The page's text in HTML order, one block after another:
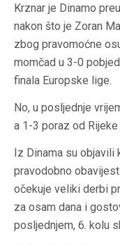
Krznar je Dinamo
nakon što je Zoran
zbog pravomoćne
momčad u 3-0
finala Europske lige.
No, u posljednje
a 1-3 poraz od Rijeke
Iz Dinama su
pravodobno
očekuje veliki derbi
za osam dana i
posljednjem, 6. kolu